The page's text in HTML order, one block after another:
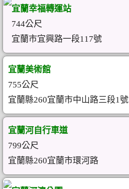
宜蘭幸福轉運站
744公尺
宜蘭市宜興路一段117號
宜蘭美術館
755公尺
宜蘭縣260宜蘭市中山路三段1號
宜蘭河自行車道
799公尺
宜蘭縣260宜蘭市環河路